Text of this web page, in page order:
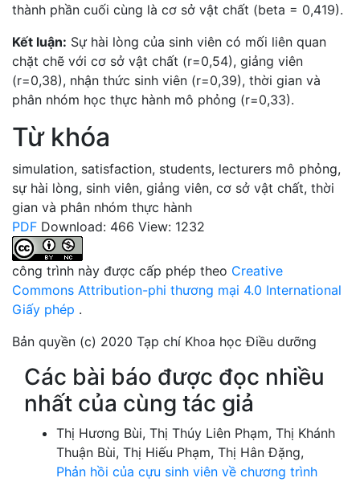
thành phần cuối cùng là cơ sở vật chất (beta = 0,419).
Kết luận: Sự hài lòng của sinh viên có mối liên quan
chặt chẽ với cơ sở vật chất (r=0,54), giảng viên
(r=0,38), nhận thức sinh viên (r=0,39), thời gian và
phân nhóm học thực hành mô phỏng (r=0,33).
Từ khóa
simulation, satisfaction, students, lecturers mô phỏng,
sự hài lòng, sinh viên, giảng viên, cơ sở vật chất, thời
gian và phân nhóm thực hành
PDF Download: 466 View: 1232
công trình này được cấp phép theo Creative
Commons Attribution-phi thương mại 4.0 International
Giấy phép .
Bản quyền (c) 2020 Tạp chí Khoa học Điều dưỡng
Các bài báo được đọc nhiều
nhất của cùng tác giả
Thị Hương Bùi, Thị Thúy Liên Phạm, Thị Khánh
Thuận Bùi, Thị Hiếu Phạm, Thị Hân Đặng,
Phản hồi của cựu sinh viên về chương trình